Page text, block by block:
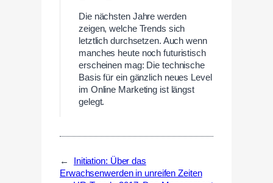
Die nächsten Jahre werden
zeigen, welche Trends sich
letztlich durchsetzen. Auch wenn
manches heute noch futuristisch
erscheinen mag: Die technische
Basis für ein gänzlich neues Level
im Online Marketing ist längst
gelegt.
←
Initiation: Über das
Erwachsenwerden in unreifen Zeiten